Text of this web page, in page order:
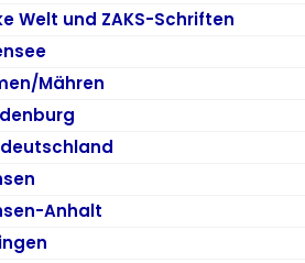
Welt und ZAKS-Schriften
Mähren
Anhalt